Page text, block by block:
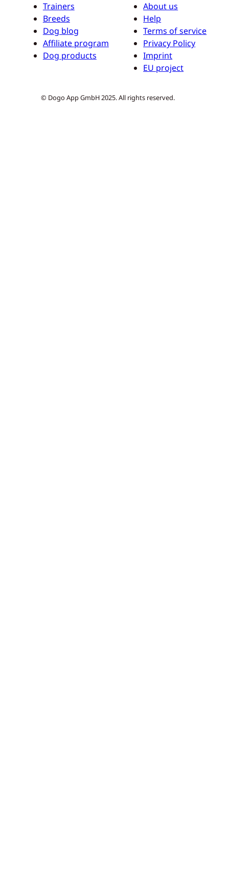
Trainers
Breeds
Dog blog
Affiliate program
Dog products
About us
Help
Terms of service
Privacy Policy
Imprint
EU project
© Dogo App GmbH 2025. All rights reserved.